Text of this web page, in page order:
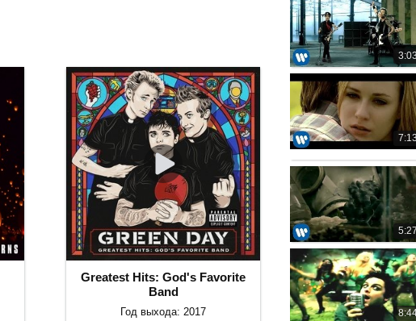
3:03
5:27
Greatest Hits: God's Favorite
Band
Год выхода: 2017